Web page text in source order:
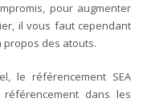
pour augmenter
il vous faut cependant
des atouts.
le référencement SEA
dans les